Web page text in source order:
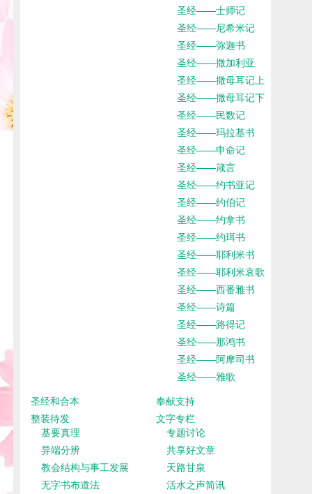
圣经——士师记
圣经——尼希米记
圣经——弥迦书
圣经——撒加利亚
圣经——撒母耳记上
圣经——撒母耳记下
圣经——民数记
圣经——玛拉基书
圣经——申命记
圣经——箴言
圣经——约书亚记
圣经——约伯记
圣经——约拿书
圣经——约珥书
圣经——耶利米书
圣经——耶利米哀歌
圣经——西番雅书
圣经——诗篇
圣经——路得记
圣经——那鸿书
圣经——阿摩司书
圣经——雅歌
圣经和合本
奉献支持
整装待发
基要真理
异端分辨
教会结构与事工发展
无字书布道法
文字专栏
专题讨论
共享好文章
天路甘泉
活水之声简讯